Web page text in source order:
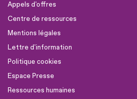
Appels d'offres
Centre de ressources
Mentions légales
Lettre d'information
Politique cookies
Espace Presse
Ressources humaines